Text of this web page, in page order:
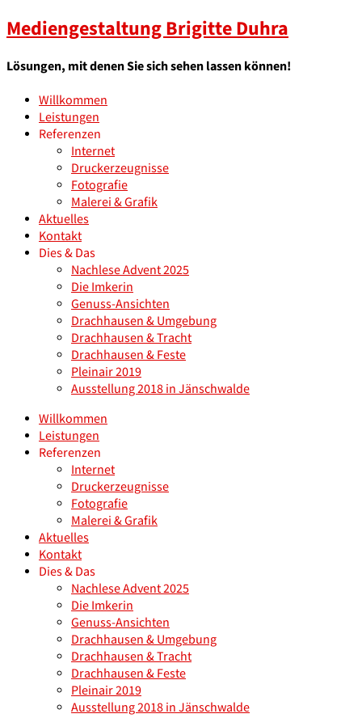
Mediengestaltung Brigitte Duhra
Lösungen, mit denen Sie sich sehen lassen können!
Willkommen
Leistungen
Referenzen
Internet
Druckerzeugnisse
Fotografie
Malerei & Grafik
Aktuelles
Kontakt
Dies & Das
Nachlese Advent 2025
Die Imkerin
Genuss-Ansichten
Drachhausen & Umgebung
Drachhausen & Tracht
Drachhausen & Feste
Pleinair 2019
Ausstellung 2018 in Jänschwalde
Willkommen
Leistungen
Referenzen
Internet
Druckerzeugnisse
Fotografie
Malerei & Grafik
Aktuelles
Kontakt
Dies & Das
Nachlese Advent 2025
Die Imkerin
Genuss-Ansichten
Drachhausen & Umgebung
Drachhausen & Tracht
Drachhausen & Feste
Pleinair 2019
Ausstellung 2018 in Jänschwalde